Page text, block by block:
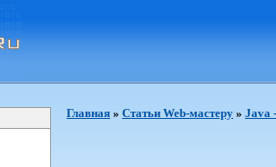
Главная » Статьи Web-мастеру » Java